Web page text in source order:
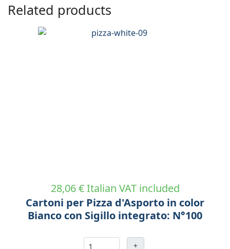
Related products
28,06 € Italian VAT included
Cartoni per Pizza d'Asporto in color
Bianco con Sigillo integrato: N°100
+